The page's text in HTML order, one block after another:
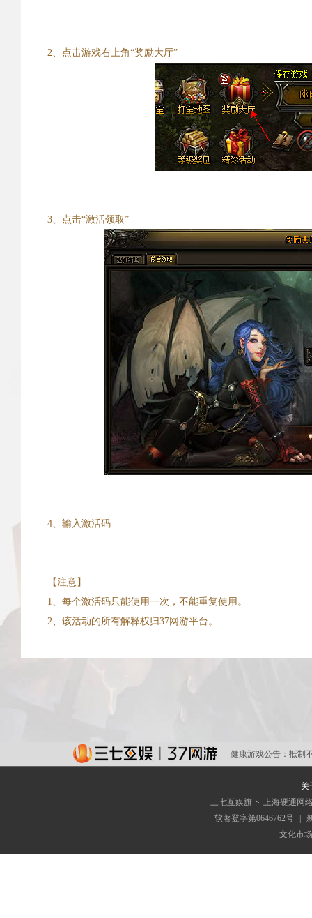
2、点击游戏右上角“奖励大厅”
3、点击“激活领取”
4、输入激活码
【注意】
1、每个激活码只能使用一次，不能重复使用。
2、该活动的所有解释权归37网游平台。
健康游戏公告： 抵制
关
三七互娱旗下·上海硬通网
软著登字第0646762号
文化市